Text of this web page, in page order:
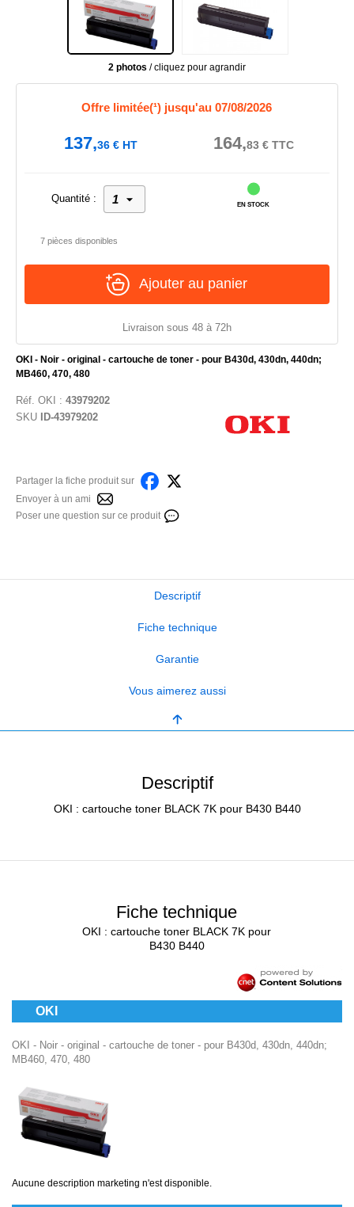
2 photos / cliquez pour agrandir
OKI - Noir - original - cartouche de toner - pour B430d, 430dn, 440dn;
MB460, 470, 480
Réf. OKI : 43979202
SKU
ID-43979202
Partager la fiche produit sur
Envoyer à un ami
Poser une question sur ce produit
Offre limitée(¹) jusqu'au 07/08/2026
137,36€HT 164,83€TTC
Quantité :
EN STOCK
7 pièces disponibles
Ajouter au panier
Livraison sous 48 à 72h
Descriptif
Fiche technique
Garantie
Vous aimerez aussi
Descriptif
OKI : cartouche toner BLACK 7K pour B430 B440
Fiche technique
OKI : cartouche toner BLACK 7K pour
B430 B440
OKI
OKI - Noir - original - cartouche de toner - pour B430d, 430dn, 440dn;
MB460, 470, 480
Aucune description marketing n'est disponible.